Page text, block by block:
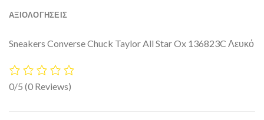
ΑΞΙΟΛΟΓΗΣΕΙΣ
Sneakers Converse Chuck Taylor All Star Ox 136823C Λευκό
0/5 (0 Reviews)